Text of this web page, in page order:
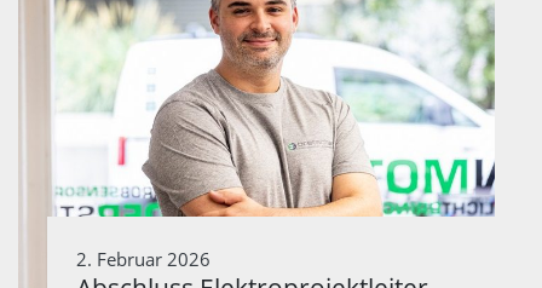
2. Februar 2026